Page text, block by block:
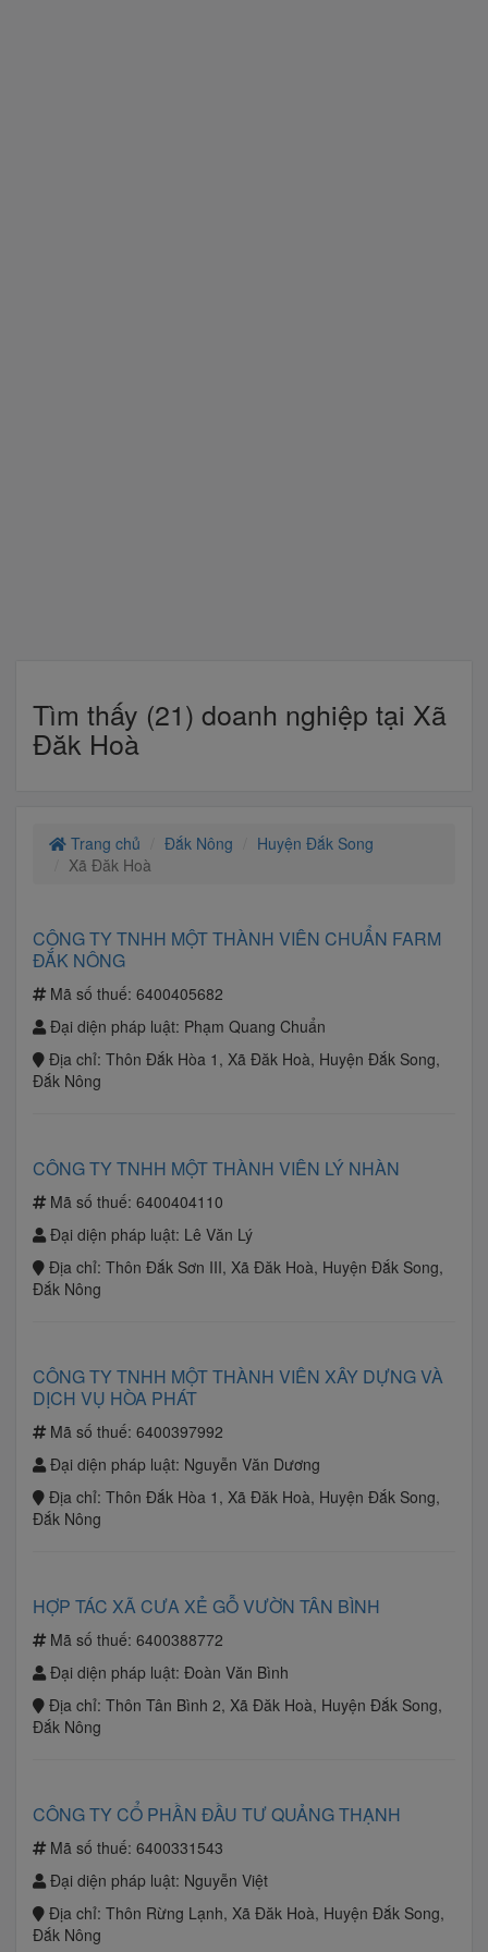
Tìm thấy (21) doanh nghiệp tại Xã
Đăk Hoà
Trang chủ Đắk Nông
Huyện Đắk Song
Xã Đăk Hoà
CÔNG TY TNHH MỘT THÀNH VIÊN CHUẨN FARM
ĐẮK NÔNG
Mã số thuế: 6400405682
Đại diện pháp luật: Phạm Quang Chuẩn
Địa chỉ: Thôn Đắk Hòa 1, Xã Đăk Hoà, Huyện Đắk Song,
Đắk Nông
CÔNG TY TNHH MỘT THÀNH VIÊN LÝ NHÀN
Mã số thuế: 6400404110
Đại diện pháp luật: Lê Văn Lý
Địa chỉ: Thôn Đắk Sơn III, Xã Đăk Hoà, Huyện Đắk Song,
Đắk Nông
CÔNG TY TNHH MỘT THÀNH VIÊN XÂY DỰNG VÀ
DỊCH VỤ HÒA PHÁT
Mã số thuế: 6400397992
Đại diện pháp luật: Nguyễn Văn Dương
Địa chỉ: Thôn Đắk Hòa 1, Xã Đăk Hoà, Huyện Đắk Song,
Đắk Nông
HỢP TÁC XÃ CƯA XẺ GỖ VƯỜN TÂN BÌNH
Mã số thuế: 6400388772
Đại diện pháp luật: Đoàn Văn Bình
Địa chỉ: Thôn Tân Bình 2, Xã Đăk Hoà, Huyện Đắk Song,
Đắk Nông
CÔNG TY CỔ PHẦN ĐẦU TƯ QUẢNG THẠNH
Mã số thuế: 6400331543
Đại diện pháp luật: Nguyễn Việt
Địa chỉ: Thôn Rừng Lạnh, Xã Đăk Hoà, Huyện Đắk Song,
Đắk Nông